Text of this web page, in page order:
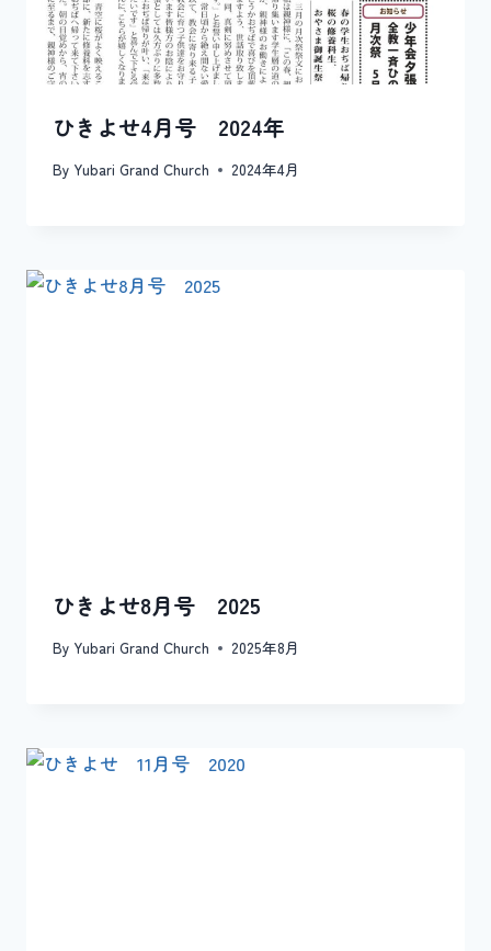
ひきよせ4月号 2024年
By Yubari Grand Church 2024年4月
ひきよせ8月号 2025
By Yubari Grand Church 2025年8月